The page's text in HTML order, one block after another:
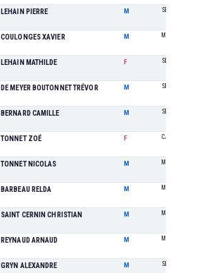
LEHAIN PIERRE M SE
COULONGES XAVIER M M4
LEHAIN MATHILDE F SE
DE MEYER BOUTONNET TRÉVOR M SE
BERNARD CAMILLE M SE
TONNET ZOÉ F CA
TONNET NICOLAS M M2
BARBEAU RELDA M M2
SAINT CERNIN CHRISTIAN M M3
REYNAUD ARNAUD M M3
GRYN ALEXANDRE M SE